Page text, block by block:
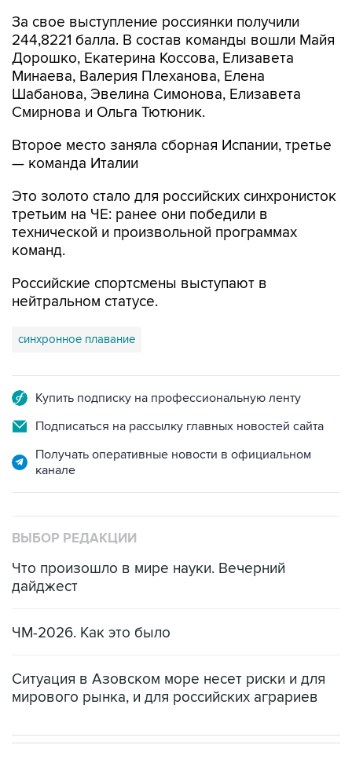
За свое выступление россиянки получили
244,8221 балла. В состав команды вошли Майя
Дорошко, Екатерина Коссова, Елизавета
Минаева, Валерия Плеханова, Елена
Шабанова, Эвелина Симонова, Елизавета
Смирнова и Ольга Тютюник.
Второе место заняла сборная Испании, третье
— команда Италии
Это золото стало для российских синхронисток
третьим на ЧЕ: ранее они победили в
технической и произвольной программах
команд.
Российские спортсмены выступают в
нейтральном статусе.
синхронное плавание
Купить подписку на профессиональную ленту
Подписаться на рассылку главных новостей сайта
Получать оперативные новости в официальном
канале
ВЫБОР РЕДАКЦИИ
Что произошло в мире науки. Вечерний
дайджест
ЧМ-2026. Как это было
Ситуация в Азовском море несет риски и для
мирового рынка, и для российских аграриев